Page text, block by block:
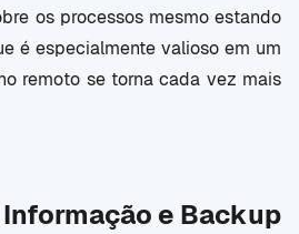
os processos mesmo estando
é especialmente valioso em um
remoto se torna cada vez mais
e Backup